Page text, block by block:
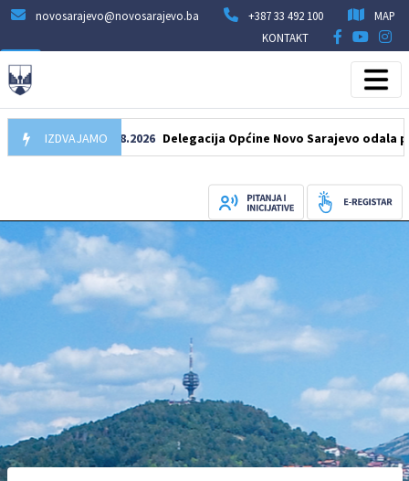
novosarajevo@novosarajevo.ba +387 33 492 100
MAP
KONTAKT
IZDVAJAMO
07.08.2026 Delegacija Općine Novo Sarajevo odala počast